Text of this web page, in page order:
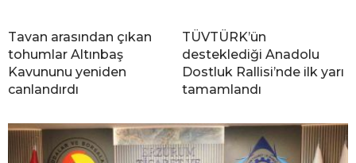
Tavan arasından çıkan
tohumlar Altınbaş
Kavununu yeniden
canlandırdı
TÜVTÜRK’ün
desteklediği Anadolu
Dostluk Rallisi’nde ilk yarı
tamamlandı